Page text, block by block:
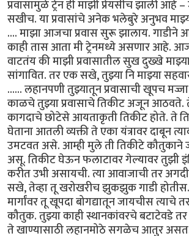
प्रवासामुळे ट्रेन ही माझी प्रेयसीच झाली
सखीच. या प्रवासांचे अनेक भलेबुरे अनुभव
.... माझा आजचा प्रवास सुरू झालाय. गाडीने
काही तास आता मी ट्रेनमध्ये असणार आहे.
वाटतंय की माझी प्रवासातील सुख दुख्खे
सांगावित. तर एक सखे, तुझ्या नि माझ्या
...... लहानपणी तुझ्यातून प्रवासाची खूपच मज्जा
काळचे तुझ्या प्रवासाचे तिकीट अजून आठवते.
कागदाचे छोटेसे आयताकृती तिकीट होते. ते
घेताना आतली व्यक्ती ते एका यंत्रावर दाबून
उमटवत असे. आम्ही मुले ती तिकीटे
असू. तिकीट घेऊन फलाटावर गेल्यावर तुझी
करीत उभी असायची. त्या आवाजाची तर अगदी
सखे, तेव्हा तू खरोखरीच झुकझुक गाडी
मार्गांवर तू खूपदा बोगद्यातून जायचीस त्याचे
कौतुक. तुझ्या काही स्थानकांवरचे बटाटेवडे
ते खाण्यासाठी लहानमोठे सगळेच आतुर